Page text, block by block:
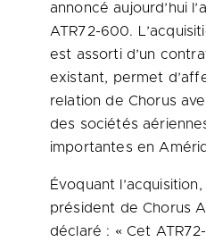
annoncé aujourd’hui
ATR72-600.
est assorti d’un
existant, permet
relation de Chorus
des sociétés
importantes en
Évoquant
président de Chorus
déclaré : « Cet